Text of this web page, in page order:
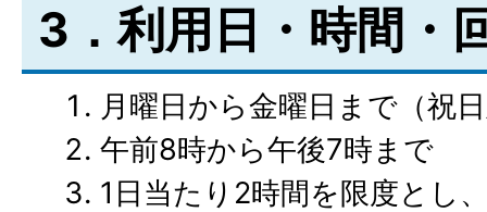
3．利用日・時間・
月曜日から金曜日まで（祝
午前8時から午後7時まで
1日当たり2時間を限度とし